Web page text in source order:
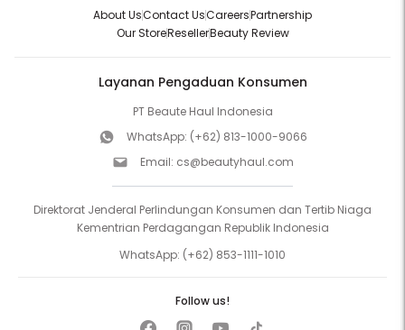
About UsContact UsCareersPartnership
Our StoreResellerBeauty Review
Layanan Pengaduan Konsumen
PT Beaute Haul Indonesia
WhatsApp: (+62) 813-1000-9066
Email: cs@beautyhaul.com
Direktorat Jenderal Perlindungan Konsumen dan Tertib Niaga
Kementrian Perdagangan Republik Indonesia
WhatsApp: (+62) 853-1111-1010
Follow us!